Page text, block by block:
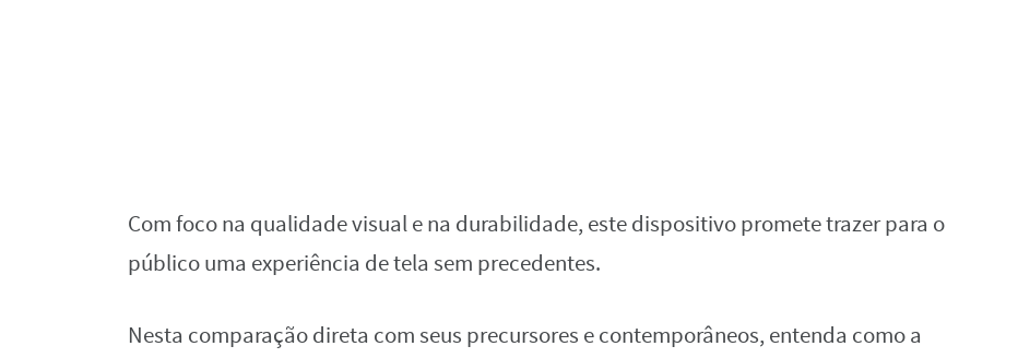
Com foco na qualidade visual e na durabilidade, este dispositivo promete trazer para o
público uma experiência de tela sem precedentes.
Nesta comparação direta com seus precursores e contemporâneos, entenda como a